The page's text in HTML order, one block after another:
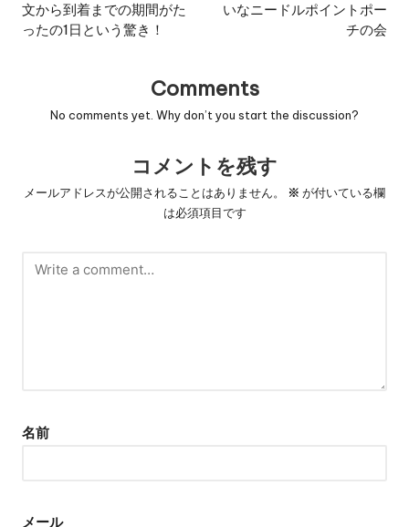
文から到着までの期間がた
ったの1日という驚き！
いなニードルポイントポー
チの会
Comments
No comments yet. Why don’t you start the discussion?
コメントを残す
メールアドレスが公開されることはありません。 ※ が付いている欄
は必須項目です
名前
メール